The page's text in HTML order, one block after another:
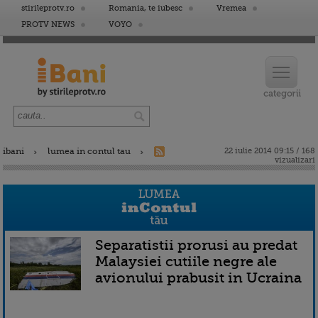
stirileprotv.ro Romania, te iubesc
Vremea
PROTV NEWS
VOYO
ibani lumea in contul tau
22 iulie 2014 09:15 / 168
vizualizari
Separatistii prorusi au predat
Malaysiei cutiile negre ale
avionului prabusit in Ucraina